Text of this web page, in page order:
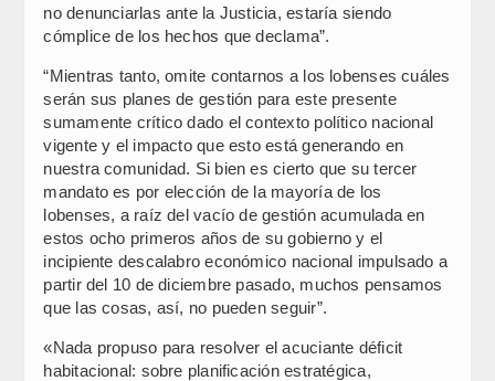
no denunciarlas ante la Justicia, estaría siendo
cómplice de los hechos que declama”.
“Mientras tanto, omite contarnos a los lobenses cuáles
serán sus planes de gestión para este presente
sumamente crítico dado el contexto político nacional
vigente y el impacto que esto está generando en
nuestra comunidad. Si bien es cierto que su tercer
mandato es por elección de la mayoría de los
lobenses, a raíz del vacío de gestión acumulada en
estos ocho primeros años de su gobierno y el
incipiente descalabro económico nacional impulsado a
partir del 10 de diciembre pasado, muchos pensamos
que las cosas, así, no pueden seguir”.
«Nada propuso para resolver el acuciante déficit
habitacional: sobre planificación estratégica,